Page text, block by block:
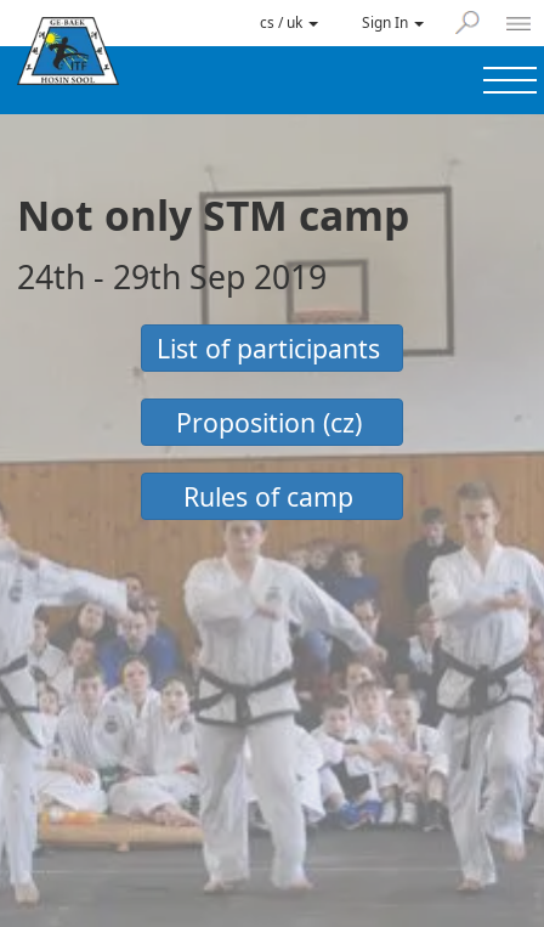
cs / uk Sign In
Not only STM camp
24th - 29th Sep 2019
List of participants
Proposition (cz)
Rules of camp